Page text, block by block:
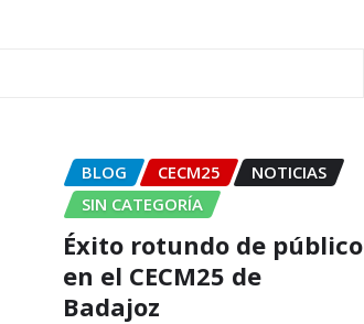
BLOG CECM25
NOTICIAS
SIN CATEGORÍA
Éxito rotundo de público
en el CECM25 de
Badajoz